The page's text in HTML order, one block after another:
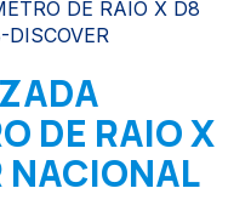
DE RAIO X
NACIONAL